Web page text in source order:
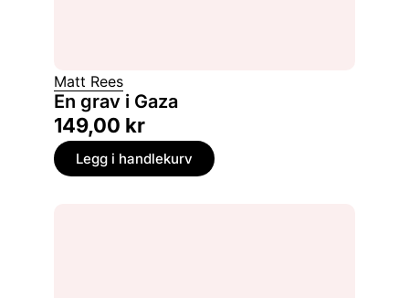
Matt Rees
En grav i Gaza
149,00 kr
Legg i handlekurv